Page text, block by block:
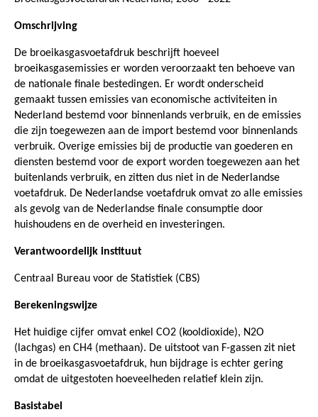
Omschrijving
De broeikasgasvoetafdruk beschrijft hoeveel
broeikasgasemissies er worden veroorzaakt ten behoeve van
de nationale finale bestedingen. Er wordt onderscheid
gemaakt tussen emissies van economische activiteiten in
Nederland bestemd voor binnenlands verbruik, en de emissies
die zijn toegewezen aan de import bestemd voor binnenlands
verbruik. Overige emissies bij de productie van goederen en
diensten bestemd voor de export worden toegewezen aan het
buitenlands verbruik, en zitten dus niet in de Nederlandse
voetafdruk. De Nederlandse voetafdruk omvat zo alle emissies
als gevolg van de Nederlandse finale consumptie door
huishoudens en de overheid en investeringen.
Verantwoordelijk instituut
Centraal Bureau voor de Statistiek (CBS)
Berekeningswijze
Het huidige cijfer omvat enkel CO2 (kooldioxide), N2O
(lachgas) en CH4 (methaan). De uitstoot van F-gassen zit niet
in de broeikasgasvoetafdruk, hun bijdrage is echter gering
omdat de uitgestoten hoeveelheden relatief klein zijn.
Basistabel